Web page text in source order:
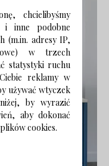
chcielibyśmy
i inne podobne
(m.in. adresy IP,
w trzech
statystyki ruchu
reklamy w
używać wtyczek
by wyrazić
aby dokonać
cookies.